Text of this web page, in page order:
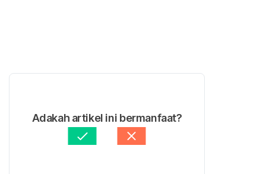
Adakah artikel ini bermanfaat?